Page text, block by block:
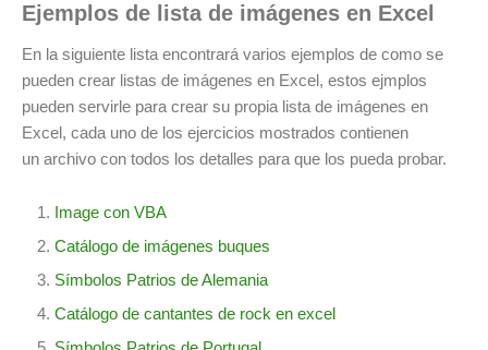
Ejemplos de lista de imágenes en Excel
En la siguiente lista encontrará varios ejemplos de como se
pueden crear listas de imágenes en Excel, estos ejmplos
pueden servirle para crear su propia lista de imágenes en
Excel, cada uno de los ejercicios mostrados contienen
un archivo con todos los detalles para que los pueda probar.
Image con VBA
Catálogo de imágenes buques
Símbolos Patrios de Alemania
Catálogo de cantantes de rock en excel